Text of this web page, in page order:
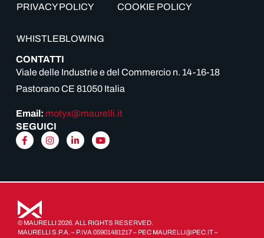
PRIVACY POLICY COOKIE POLICY
WHISTLEBLOWING
CONTATTI
Viale delle Industrie e del Commercio n. 14-16-18
Pastorano CE 81050 Italia
Email: motyx@maurelli.it
SEGUICI
© MAURELLI 2026. ALL RIGHTS RESERVED.
MAURELLI S.P.A. – P.IVA 05901481217 – PEC MAURELLI@PEC.IT –